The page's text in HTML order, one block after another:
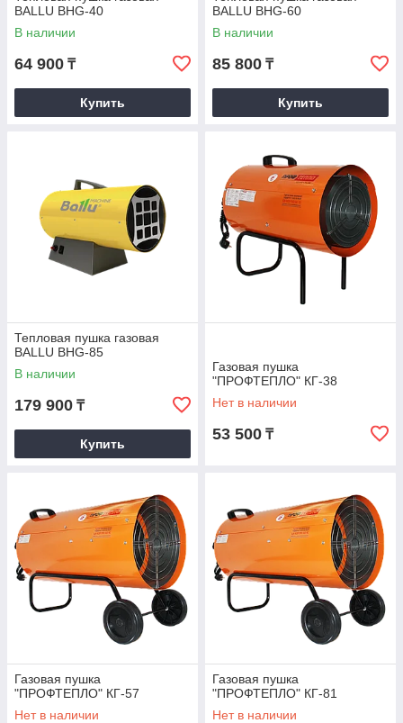
BALLU BHG-40
В наличии
64 900 ₸
Купить
BALLU BHG-60
В наличии
85 800 ₸
Купить
Тепловая пушка газовая
BALLU BHG-85
В наличии
179 900 ₸
Купить
Газовая пушка
"ПРОФТЕПЛО" КГ-38
Нет в наличии
53 500 ₸
Газовая пушка
"ПРОФТЕПЛО" КГ-57
Нет в наличии
Газовая пушка
"ПРОФТЕПЛО" КГ-81
Нет в наличии